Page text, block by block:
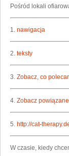
Pośród lokali
1. nawigacja
2. teksty
3. Zobacz, co
4. Zobacz
5. http://cat-
W czasie, kiedy